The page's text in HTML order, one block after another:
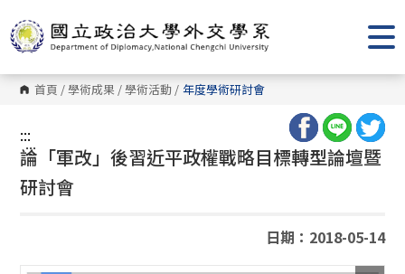
到
主
要
內
容
區 首頁 /學術成果 /學術活動 / 年度學術研討會
:::
:::
論「軍改」後習近平政權戰略目標轉型論壇暨
研討會
日期：2018-05-14